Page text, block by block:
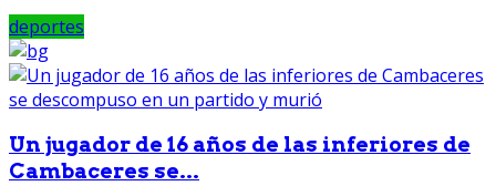
deportes
Un jugador de 16 años de las inferiores de
Cambaceres se...